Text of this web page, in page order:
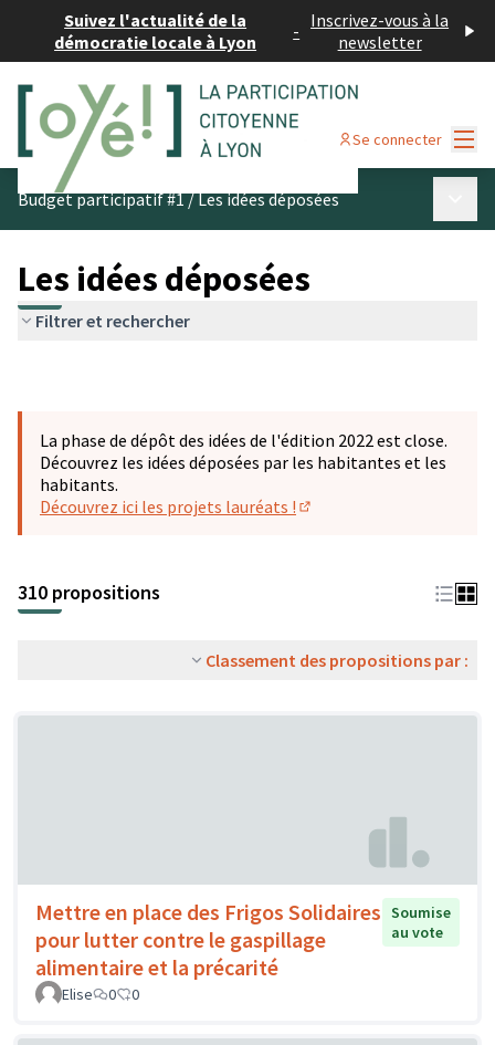
Suivez l'actualité de la
démocratie locale à Lyon
- Inscrivez-vous à la
newsletter
Se connecter
Budget participatif #1/Les idées déposées
Les idées déposées
Filtrer et rechercher
La phase de dépôt des idées de l'édition 2022 est close.
Découvrez les idées déposées par les habitantes et les
habitants.
Découvrez ici les projets lauréats !
310 propositions
Classement des propositions par :
Mettre en place des Frigos Solidaires
pour lutter contre le gaspillage
alimentaire et la précarité
Soumise
au vote
Elise 0 0